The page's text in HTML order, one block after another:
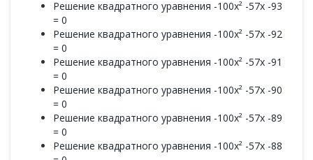
Решение квадратного уравнения -100x² -57x -93
= 0
Решение квадратного уравнения -100x² -57x -92
= 0
Решение квадратного уравнения -100x² -57x -91
= 0
Решение квадратного уравнения -100x² -57x -90
= 0
Решение квадратного уравнения -100x² -57x -89
= 0
Решение квадратного уравнения -100x² -57x -88